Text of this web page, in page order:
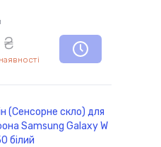
₴
(Сенсорне скло) для
Samsung Galaxy W
білий